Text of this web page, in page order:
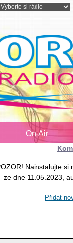
On-Air
Nainstalujte si
ze dne 11.05.2023,
Přidat